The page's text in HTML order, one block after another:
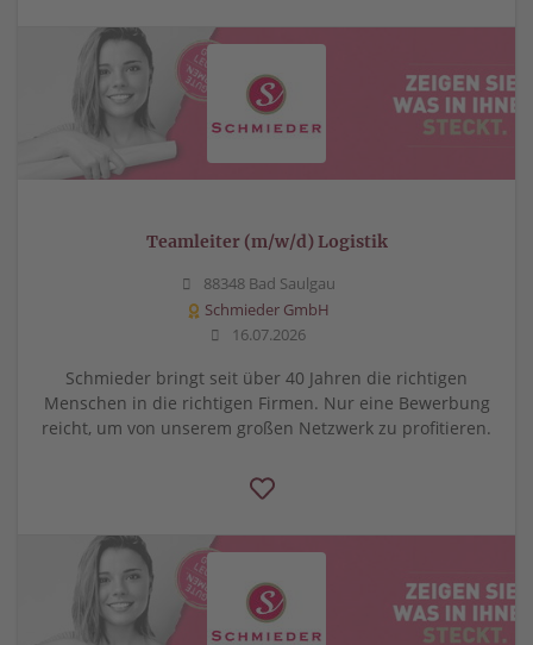
Teamleiter (m/w/d) Logistik
88348 Bad Saulgau
Schmieder GmbH
16.07.2026
Schmieder bringt seit über 40 Jahren die richtigen
Menschen in die richtigen Firmen. Nur eine Bewerbung
reicht, um von unserem großen Netzwerk zu profitieren.